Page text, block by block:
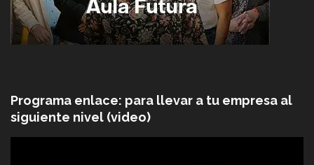
Programa enlace: para llevar a tu empresa al
siguiente nivel (video)